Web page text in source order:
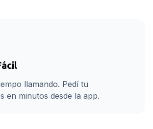
llamando. Pedí tu
en minutos desde la app.